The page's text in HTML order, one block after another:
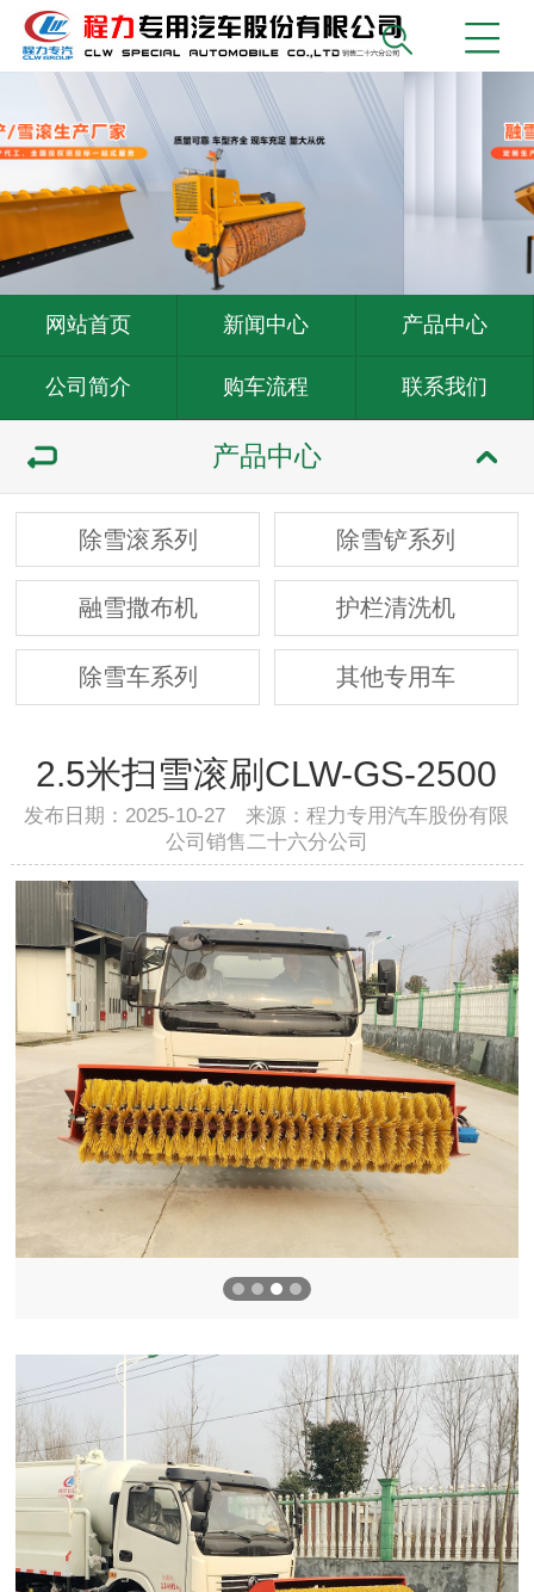
网站首页 新闻中心 产品中心
公司简介 购车流程 联系我们
产品中心
除雪滚系列 除雪铲系列
融雪撒布机 护栏清洗机
除雪车系列 其他专用车
2.5米扫雪滚刷CLW-GS-2500
发布日期：2025-10-27 来源：程力专用汽车股份有限
公司销售二十六分公司